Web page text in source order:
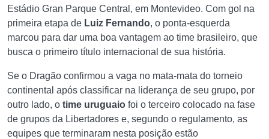
Estádio Gran Parque Central, em Montevideo. Com gol na
primeira etapa de Luiz Fernando, o ponta-esquerda
marcou para dar uma boa vantagem ao time brasileiro, que
busca o primeiro título internacional de sua história.
Se o Dragão confirmou a vaga no mata-mata do torneio
continental após classificar na liderança de seu grupo, por
outro lado, o time uruguaio foi o terceiro colocado na fase
de grupos da Libertadores e, segundo o regulamento, as
equipes que terminaram nesta posição estão